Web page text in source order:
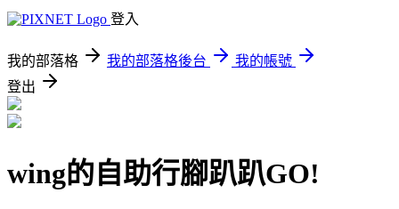
登入
我的部落格 我的部落格後台
我的帳號
登出
wing的自助行腳趴趴GO!